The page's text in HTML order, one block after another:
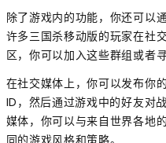
除了游戏内的功能，你还可以
许多三国杀移动版的玩家在社
区，你可以加入这些群组或者
在社交媒体上，你可以发布你
ID，然后通过游戏中的好友对
媒体，你可以与来自世界各地
同的游戏风格和策略。